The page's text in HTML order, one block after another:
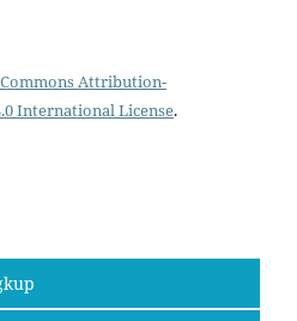
Attribution-
International License.